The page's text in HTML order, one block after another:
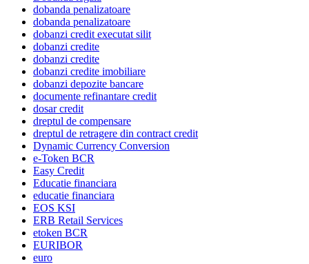
dobanda penalizatoare
dobanda penalizatoare
dobanzi credit executat silit
dobanzi credite
dobanzi credite
dobanzi credite imobiliare
dobanzi depozite bancare
documente refinantare credit
dosar credit
dreptul de compensare
dreptul de retragere din contract credit
Dynamic Currency Conversion
e-Token BCR
Easy Credit
Educatie financiara
educatie financiara
EOS KSI
ERB Retail Services
etoken BCR
EURIBOR
euro